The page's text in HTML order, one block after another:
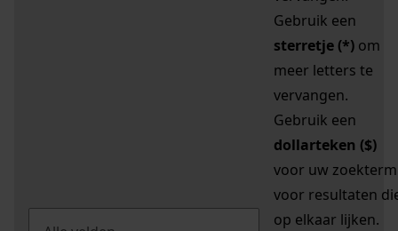
Gebruik een
sterretje (*) om
meer letters te
vervangen.
Gebruik een
dollarteken ($)
voor uw zoekterm
voor resultaten
op elkaar lijken.